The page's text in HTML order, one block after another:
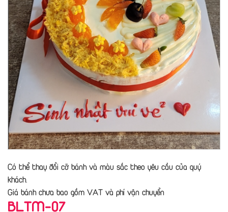
Có thể thay đổi cỡ bánh và màu sắc theo yêu cầu của quý
khách.
Giá bánh chưa bao gồm VAT và phí vận chuyển
BLTM-07